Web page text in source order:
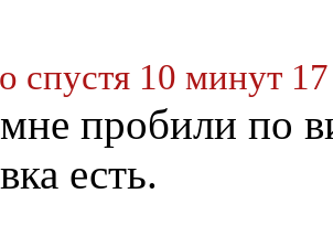
спустя 10 минут
пробили по
есть.